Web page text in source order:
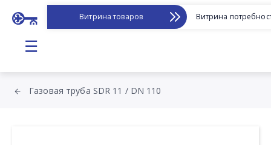
Витрина товаров Витрина
☰
Газовая труба SDR 11 / DN 110